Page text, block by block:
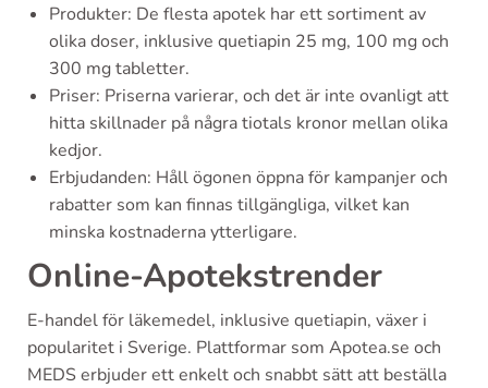
Produkter: De flesta apotek har ett sortiment av
olika doser, inklusive quetiapin 25 mg, 100 mg och
300 mg tabletter.
Priser: Priserna varierar, och det är inte ovanligt att
hitta skillnader på några tiotals kronor mellan olika
kedjor.
Erbjudanden: Håll ögonen öppna för kampanjer och
rabatter som kan finnas tillgängliga, vilket kan
minska kostnaderna ytterligare.
Online-Apotekstrender
E-handel för läkemedel, inklusive quetiapin, växer i
popularitet i Sverige. Plattformar som Apotea.se och
MEDS erbjuder ett enkelt och snabbt sätt att beställa